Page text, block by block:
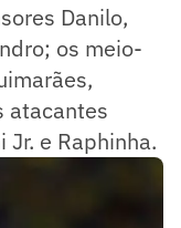
Danilo,
os meio-
atacantes
Jr. e Raphinha.